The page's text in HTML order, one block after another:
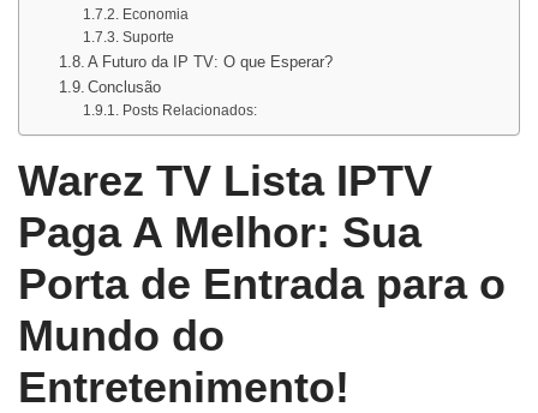
Economia
Suporte
A Futuro da IP TV: O que Esperar?
Conclusão
Posts Relacionados:
Warez TV Lista IPTV
Paga A Melhor: Sua
Porta de Entrada para o
Mundo do
Entretenimento!